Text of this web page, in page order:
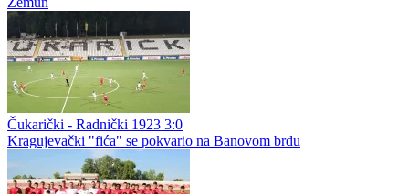
Čukarički - Radnički 1923 3:0
Kragujevački "fića" se pokvario na Banovom brdu